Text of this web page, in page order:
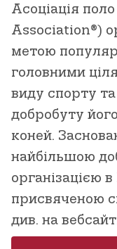
Асоціація
Association®)
метою
головними
виду спорту
добробуту
коней.
найбільшою
організацією
присвяченою
див. на